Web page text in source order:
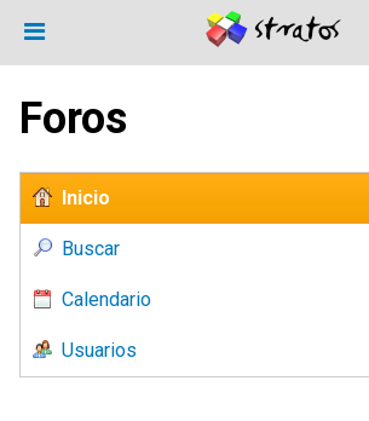
Foros
Inicio
Buscar
Calendario
Usuarios